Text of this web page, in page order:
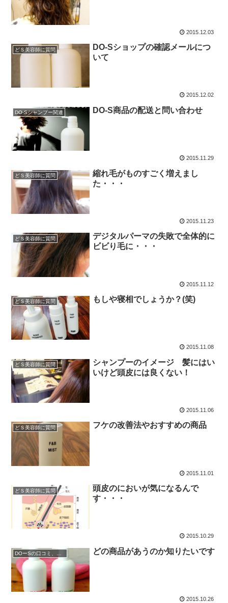
2015.12.03
どＳ美容師に質問
DO-Sショップの確認メールにつ
いて
2015.12.02
DO-Sシャンプー関連 DO-S商品の配送と問い合わせ
2015.11.29
どＳ美容師に質問
縮れ毛がものすごく増えまし
た・・・
2015.11.23
どＳ美容師に質問
デジタルパーマの失敗で全体的に
ビビり毛に・・・
2015.11.12
どＳ美容師に質問 もしや寝相でしょうか？(笑)
2015.11.08
どＳ美容師に質問
シャンプーのイメージ 髪にはい
いけど頭皮には良くない！
2015.11.06
どＳ美容師に質問 フケの改善法やおすすめの商品
2015.11.01
どＳ美容師に質問
頭皮のにおいが気になるんで
す・・・
2015.10.29
DOーSの口コミ、レビュー どの商品があうのか知りたいです
2015.10.26